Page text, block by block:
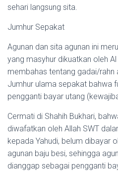
sehari langsung sita.
Jumhur Sepakat
Agunan dan sita agunan ini
yang masyhur dikuatkan oleh
membahas tentang gadai/rahn
Jumhur ulama sepakat bahwa
pengganti bayar utang
Cermati di Shahih Bukhari,
diwafatkan oleh Allah SWT
kepada Yahudi, belum dibayar
agunan baju besi, sehingga
dianggap sebagai pengganti